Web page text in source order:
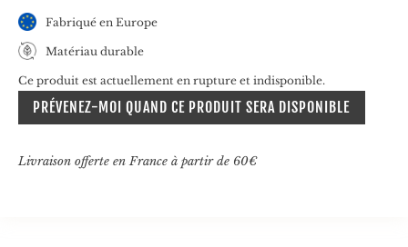
Fabriqué en Europe
Matériau durable
Ce produit est actuellement en rupture et indisponible.
PRÉVENEZ-MOI QUAND CE PRODUIT SERA DISPONIBLE
Livraison offerte en France à partir de 60€